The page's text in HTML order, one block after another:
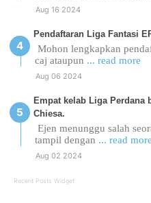
Aug 16 2024
Pendaftaran Liga Fantasi
Mohon lengkapkan
caj ataupun ... read more
Aug 06 2024
Empat kelab Liga Perdana
Chiesa.
Ejen menunggu salah
tampil dengan ... read more
Aug 02 2024
Recent Posts Widget